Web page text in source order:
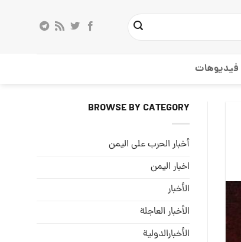
فيديوهات
BROWSE BY CATEGORY
أخبار الحرب على اليمن
اخبار اليمن
الأخبار
الأخبار العاجلة
الأخبارالدولية